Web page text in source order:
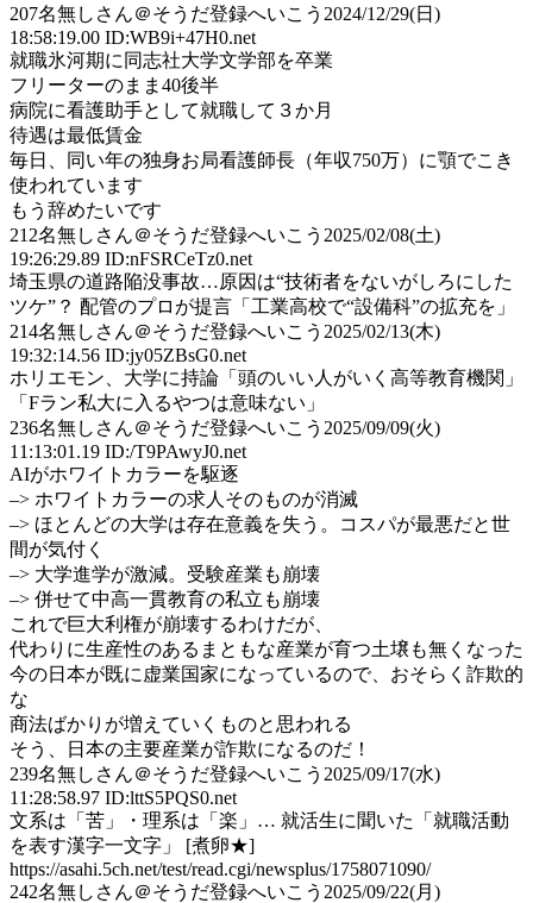
207名無しさん＠そうだ登録へいこう 2024/12/29(日)
18:58:19.00 ID:WB9i+47H0.net
就職氷河期に同志社大学文学部を卒業
フリーターのまま40後半
病院に看護助手として就職して３か月
待遇は最低賃金
毎日、同い年の独身お局看護師長（年収750万）に顎でこき
使われています
もう辞めたいです
212名無しさん＠そうだ登録へいこう 2025/02/08(土)
19:26:29.89 ID:nFSRCeTz0.net
埼玉県の道路陥没事故…原因は“技術者をないがしろにした
ツケ”？ 配管のプロが提言「工業高校で“設備科”の拡充を」
214名無しさん＠そうだ登録へいこう 2025/02/13(木)
19:32:14.56 ID:jy05ZBsG0.net
ホリエモン、大学に持論「頭のいい人がいく高等教育機関」
「Fラン私大に入るやつは意味ない」
236名無しさん＠そうだ登録へいこう 2025/09/09(火)
11:13:01.19 ID:/T9PAwyJ0.net
AIがホワイトカラーを駆逐
–> ホワイトカラーの求人そのものが消滅
–> ほとんどの大学は存在意義を失う。コスパが最悪だと世
間が気付く
–> 大学進学が激減。受験産業も崩壊
–> 併せて中高一貫教育の私立も崩壊
これで巨大利権が崩壊するわけだが、
代わりに生産性のあるまともな産業が育つ土壌も無くなった
今の日本が既に虚業国家になっているので、おそらく詐欺的
な
商法ばかりが増えていくものと思われる
そう、日本の主要産業が詐欺になるのだ！
239名無しさん＠そうだ登録へいこう 2025/09/17(水)
11:28:58.97 ID:lttS5PQS0.net
文系は「苦」・理系は「楽」… 就活生に聞いた「就職活動
を表す漢字一文字」 [煮卵★]
https://asahi.5ch.net/test/read.cgi/newsplus/1758071090/
242名無しさん＠そうだ登録へいこう 2025/09/22(月)